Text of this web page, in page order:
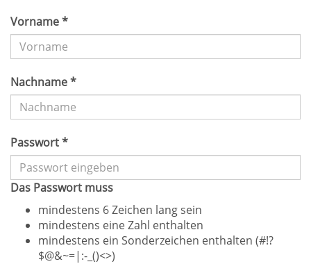
Vorname *
Nachname *
Passwort *
Das Passwort muss
mindestens 6 Zeichen lang sein
mindestens eine Zahl enthalten
mindestens ein Sonderzeichen enthalten (#!?
$@&~=|:-_()<>)